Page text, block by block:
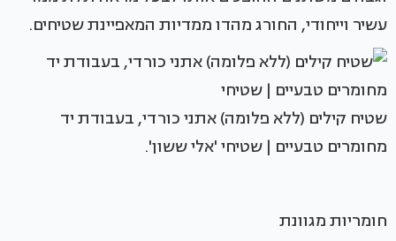
עשיר וייחודי, החורג מהדו ממדיות המאפיינת שטיחים.
שטיח קילים (ללא פלומה) אתני כורדי, בעבודת יד
מחומרים טבעיים | שטיחי 'אלי ששון'.
חומריות מגוונת